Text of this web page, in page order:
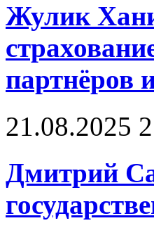
Жулик
партнёров
21.08.2025
Дмитрий